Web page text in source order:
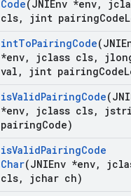
Code(JNIEnv *env,
cls, jint pairingCode
intToPairingCode
*env, jclass cls,
val , jint pairingCode
isValidPairingCode
*env, jclass cls,
pairingCode)
isValidPairingCode
Char(JNIEnv *env,
cls, jchar ch)